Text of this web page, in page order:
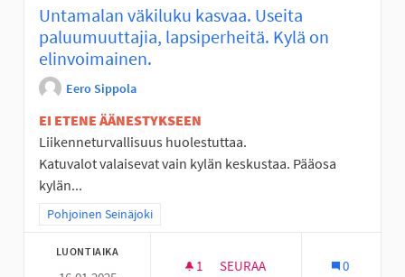
Untamalan väkiluku kasvaa. Useita
paluumuuttajia, lapsiperheitä. Kylä on
elinvoimainen.
Eero Sippola
EI ETENE ÄÄNESTYKSEEN
Liikenneturvallisuus huolestuttaa.
Katuvalot valaisevat vain kylän keskustaa. Pääosa
kylän...
Rajaa tulokset teeman mukaan: Pohjoinen Seinäjoki
Pohjoinen Seinäjoki
LUONTIAIKA
1 1 SEURAAJA
SEURAA 0